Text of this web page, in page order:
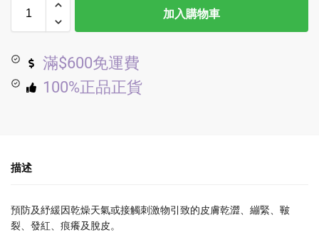
加入購物車
滿$600免運費
100%正品正貨
描述
預防及紓緩因乾燥天氣或接觸刺激物引致的皮膚乾澀、繃緊、皸
裂、發紅、痕癢及脫皮。